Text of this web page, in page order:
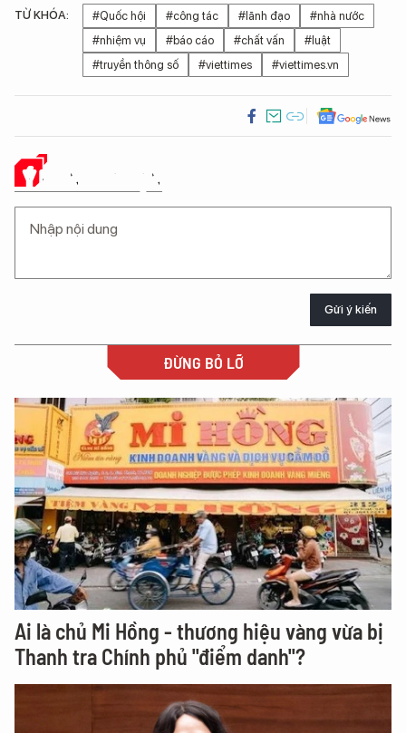
TỪ KHÓA: #Quốc hội #công tác #lãnh đạo
#nhà nước
#nhiệm vụ
#báo cáo #chất vấn
#luật
#truyền thông số
#viettimes #viettimes.vn
Ý KIẾN CỦA BẠN
Gửi ý kiến
ĐỪNG BỎ LỠ
Ai là chủ Mi Hồng - thương hiệu vàng vừa bị
Thanh tra Chính phủ "điểm danh"?